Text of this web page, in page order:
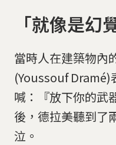
「就像是幻
當時人在建築物內
(Youssouf Dramé)
喊：『放下你的武
後，德拉美聽到了
泣。